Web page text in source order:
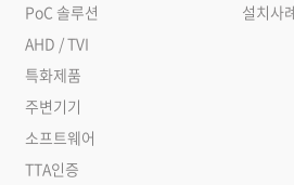
PoC 솔루션
AHD / TVI
특화제품
주변기기
소프트웨어
TTA인증
설치사